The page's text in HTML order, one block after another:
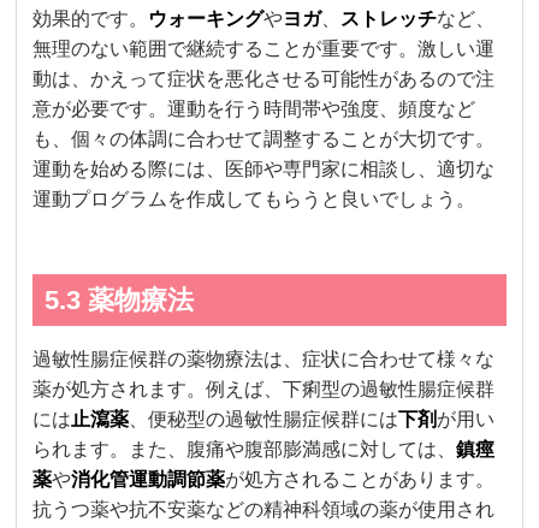
効果的です。
ウォーキングやヨガ、 ストレッチなど、
無理のない範囲で継続することが重要です。激しい運
動は、かえって症状を悪化させる可能性があるので注
意が必要です。運動を行う時間帯や強度、頻度など
も、個々の体調に合わせて調整することが大切です。
運動を始める際には、医師や専門家に相談し、適切な
運動プログラムを作成してもらうと良いでしょう。
5.3 薬物療法
過敏性腸症候群の薬物療法は、症状に合わせて様々な
薬が処方されます。例えば、下痢型の過敏性腸症候群
には 止瀉薬 、便秘型の過敏性腸症候群には下剤 が用い
られます。また、腹痛や腹部膨満感に対しては、鎮痙
薬や消化管運動調節薬が処方されることがあります。
抗うつ薬や抗不安薬などの精神科領域の薬が使用され